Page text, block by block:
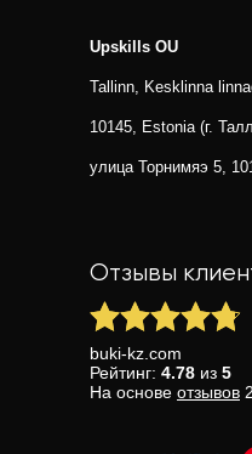
Upskills OU
Tallinn, Kesklinna
10145, Estonia (г.
улица Торнимяэ 5,
Отзывы
buki-kz.com
Рейтинг: 4.78 из 5
На основе отзывов